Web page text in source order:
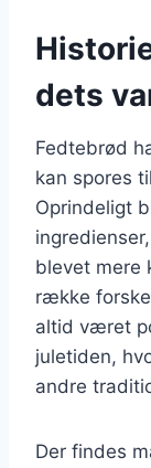
dets
Fedtebrød
kan spores
Oprindeligt
blevet mere
række
altid været
juletiden,
andre
Der findes